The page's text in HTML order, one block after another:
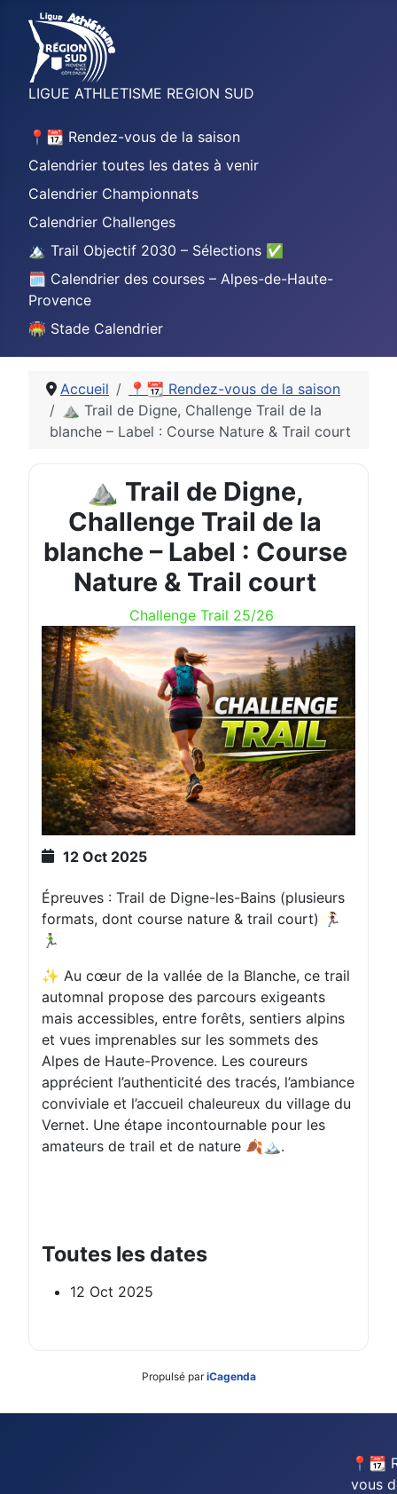
LIGUE ATHLETISME REGION SUD
📍📆 Rendez-vous de la saison
Calendrier toutes les dates à venir
Calendrier Championnats
Calendrier Challenges
🏔️ Trail Objectif 2030 – Sélections ✅
🗓️ Calendrier des courses – Alpes-de-Haute-
Provence
🏟️ Stade Calendrier
Accueil
📍📆 Rendez-vous de la saison
⛰️ Trail de Digne, Challenge Trail de la
blanche – Label : Course Nature & Trail court
⛰️ Trail de Digne,
Challenge Trail de la
blanche – Label : Course
Nature & Trail court
Challenge Trail 25/26
12 Oct 2025
Épreuves : Trail de Digne-les-Bains (plusieurs
formats, dont course nature & trail court) 🏃‍♀️
🏃‍♂️
✨ Au cœur de la vallée de la Blanche, ce trail
automnal propose des parcours exigeants
mais accessibles, entre forêts, sentiers alpins
et vues imprenables sur les sommets des
Alpes de Haute-Provence. Les coureurs
apprécient l’authenticité des tracés, l’ambiance
conviviale et l’accueil chaleureux du village du
Vernet. Une étape incontournable pour les
amateurs de trail et de nature 🍂🏔️.
Toutes les dates
12 Oct 2025
Propulsé pariCagenda
📍📆
vous